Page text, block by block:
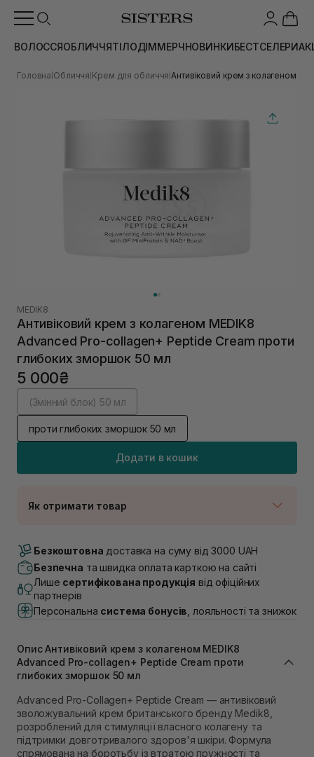
ВОЛОССЯОБЛИЧЧЯТІЛОДІММЕРЧНОВИНКИБЕСТСЕЛЕРИ
Головна Обличчя Крем для обличчя Антивіковий крем з колагеном
MEDIK8
Антивіковий крем з колагеном MEDIK8
Advanced Pro-collagen+ Peptide Cream проти
глибоких зморшок 50 мл
5 000₴
(Змінний блок) 50 мл
проти глибоких зморшок 50 мл
Додати в кошик
Як отримати товар
В наявності
Самовивіз м. Луцьк, вул. Винниченка 4
В наявності
Самовивіз м. Львів, вул. Академіка Підстригача, 1В
(Duck’s Lake)
В наявності
В наявності
Самовивіз м. Львів, вул. Степана Бандери 45
В наявності
В наявності
Самовивіз м. Рівне, вул. Кулика і Гудачека 23 (ТЦ
Екватор)
В наявності
Безкоштовна доставка на суму від 3000 UAH
Безпечна та швидка оплата карткою на сайті
Лише сертифікована продукція від офіційних
партнерів
Персональна система бонусів , лояльності та знижок
Опис Антивіковий крем з колагеном MEDIK8
Advanced Pro-collagen+ Peptide Cream проти
глибоких зморшок 50 мл
Advanced Pro-Collagen+ Peptide Cream — антивіковий
зволожувальний крем британського бренду Medik8,
розроблений для стимуляції власного колагену та
підтримки довготривалого здоров'я шкіри. Формула
спрямована на боротьбу із втратою пружності та